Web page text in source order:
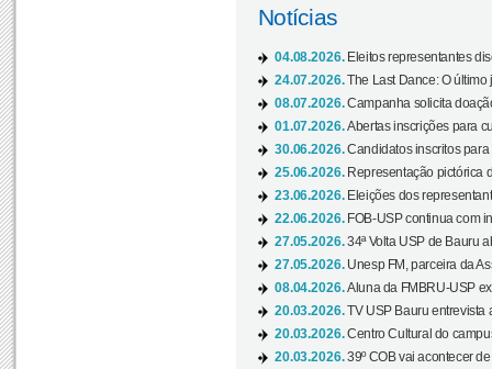
Notícias
04.08.2026. Eleitos representantes
24.07.2026.The Last Dance: O
08.07.2026.Campanha solicita
01.07.2026.Abertas inscrições para
30.06.2026.Candidatos inscritos
25.06.2026. Representação pictórica
23.06.2026. Eleições dos
22.06.2026. FOB-USP continua com
27.05.2026.34ª Volta USP de Bauru
27.05.2026. Unesp FM, parceira da
08.04.2026.Aluna da FMBRU-USP
20.03.2026.TV USP Bauru entrevista
20.03.2026.Centro Cultural do
20.03.2026.39º COB vai acontecer